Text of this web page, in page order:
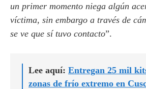
un primer momento niega algún
víctima, sin embargo a través de
se ve que sí tuvo contacto”.
Lee aquí: Entregan 25 mil
zonas de frío extremo en